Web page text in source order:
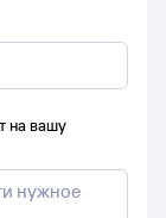
на вашу